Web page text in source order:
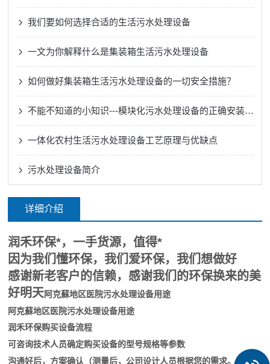
我们要如何选择合适的生活污水处理设备
一文为你解释什么是集装箱生活污水处理设备
如何做好集装箱生活污水处理设备的一切安全措施？
不能不知道的小知识---模块化污水处理设备的正确安装方法
一体化农村生活污水处理设备工艺原理与优缺点
污水处理设备简介
详细介绍
润禾环保*，一手货源，值得*
因为我们懂环保，我们爱环保，我们想做好
感谢新老客户的信赖，感谢我们的环保换来的美
好明天阿克蘇地区医院污水处理设备用途
阿克蘇地区医院污水处理设备用途
润禾环保购买设备流程
可咨询技术人员确定购买设备的型号规格等参数
沟通好后，方案确认（测量后，公司设计人员根据您的需求。设计相